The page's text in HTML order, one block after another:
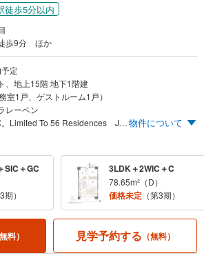
徒歩5分以内
歩9分 ほか
定
、地上15階 地下1階建
室1戸、ゲストルーム1戸）
レーベン
宇都宮の未来を望む最前席。Limited To 56 Residences JR「宇都宮」駅徒歩9分 「元今泉」に憧憬を纏うデザインレジデンス、誕生。元今泉アドレス 「今泉小学校」近接（徒歩4分/290m） 地上15階建・全56邸 プライベートガーデン・ゲストルーム設置 平均専有面積70m²超・全邸3LDK物件について
SIC＋GC
期）
3LDK＋2WIC＋C
78.65m²（D）
価格未定 （第3期）
料） 見学予約する （無料）